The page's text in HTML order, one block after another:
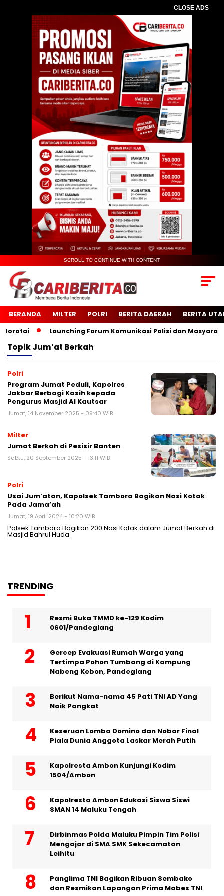
CLOSE ADS
SCROLL TO CONTINUE WITH CONTENT
BERANDA MILTER POLRI BERITA DAERAH BERITA
Launching Forum Komunikasi Polisi dan Masyarakat
TopikJum’at Berkah
Polri
Program Jumat Peduli, Kapolres
Jakbar Berbagi Kasih kepada
Pengurus Masjid Al Kautsar
Jumat, 14 November 2025 - 09:40 WIB
Milter
Jumat Berkah di Pesisir Banten
Sabtu, 20 September 2025 - 13:11 WIB
Polri
Usai Jum’atan, Kapolsek Tambora Bagikan Nasi Kotak
Pada Jama’ah
Jumat, 19 April 2024 - 10:20 WIB
Polsek Tambora Bagikan 200 Nasi Kotak dalam Jumat Berkah di
Masjid Bahrul Huda
TRENDING
Resmi Buka TMMD ke-129 Kodim
0601/Pandeglang
Gercep Evakuasi Rumah Warga yang
Tertimpa Pohon Tumbang di Kampung
Nabeng Kebon, Pandeglang
Berikut Nama-nama 45 Pati TNI AD Yang
Naik Pangkat
Keseruan Lomba Domino dan Nobar Final
Piala Dunia Anggota Laskar Merah Putih
Kapolresta Ambon Kunjungi Kodim
1504/Ambon
Kapolresta Ambon Edukasi Siswa Siswi
SMAN 14 Maluku Tengah
Dirbinmas Polda Maluku Pimpin Tim Polisi
Mengajar di SMA SMK Sekecamatan
Leihitu
Panglima TNI Bagikan Ribuan Sembako
dan Resmikan Lapangan Prima Mabes TNI